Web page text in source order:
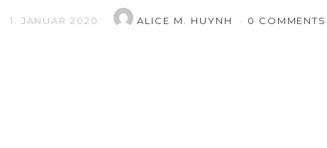
1. JANUAR 2020 ALICE M. HUYNH 0 COMMENTS